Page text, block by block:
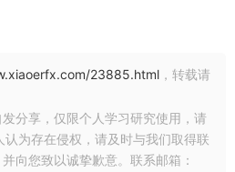
23885.html ，转载请
分享，仅限个人学习研究使用，请
为存在侵权，请及时与我们取得联
向您致以诚挚歉意。联系邮箱：